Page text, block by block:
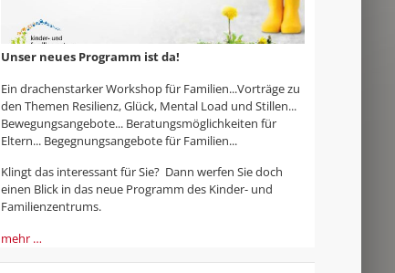
Unser neues Programm ist da!
Ein drachenstarker Workshop für Familien...Vorträge zu
den Themen Resilienz, Glück, Mental Load und Stillen...
Bewegungsangebote... Beratungsmöglichkeiten für
Eltern... Begegnungsangebote für Familien...
Klingt das interessant für Sie? Dann werfen Sie doch
einen Blick in das neue Programm des Kinder- und
Familienzentrums.
mehr …